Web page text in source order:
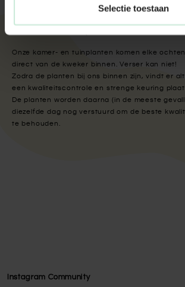
Selectie toestaan
Onze kamer- en tuinplanten komen elke
direct van de kweker binnen. Verser kan niet!
Zodra de planten bij ons binnen zijn, vindt er
een kwaliteitscontrole en strenge keuring
De planten worden daarna (in de meeste
diezelfde dag nog verstuurd om de beste
te behouden.
Instagram Community